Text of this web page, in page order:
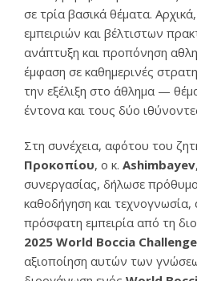
σε τρία βασικά θέματα.
εμπειριών και βέλτιστων
ανάπτυξη και προπόνηση
έμφαση σε καθημερινές
την εξέλιξη στο άθλημα —
έντονα και τους δύο
Στη συνέχεια, αφότου του
Προκοπίου, ο κ. Ashimbayev
συνεργασίας, δήλωσε
καθοδήγηση και τεχνογνωσία,
πρόσφατη εμπειρία από τη
2025 World Boccia
αξιοποίηση αυτών των